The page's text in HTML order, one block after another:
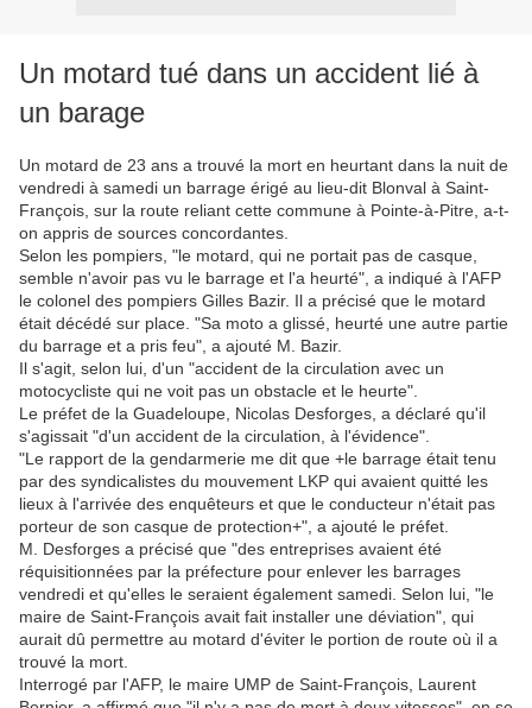
Un motard tué dans un accident lié à
un barage
Un motard de 23 ans a trouvé la mort en heurtant dans la nuit de
vendredi à samedi un barrage érigé au lieu-dit Blonval à Saint-
François, sur la route reliant cette commune à Pointe-à-Pitre, a-t-
on appris de sources concordantes.
Selon les pompiers, "le motard, qui ne portait pas de casque,
semble n'avoir pas vu le barrage et l'a heurté", a indiqué à l'AFP
le colonel des pompiers Gilles Bazir. Il a précisé que le motard
était décédé sur place. "Sa moto a glissé, heurté une autre partie
du barrage et a pris feu", a ajouté M. Bazir.
Il s'agit, selon lui, d'un "accident de la circulation avec un
motocycliste qui ne voit pas un obstacle et le heurte".
Le préfet de la Guadeloupe, Nicolas Desforges, a déclaré qu'il
s'agissait "d'un accident de la circulation, à l'évidence".
"Le rapport de la gendarmerie me dit que +le barrage était tenu
par des syndicalistes du mouvement LKP qui avaient quitté les
lieux à l'arrivée des enquêteurs et que le conducteur n'était pas
porteur de son casque de protection+", a ajouté le préfet.
M. Desforges a précisé que "des entreprises avaient été
réquisitionnées par la préfecture pour enlever les barrages
vendredi et qu'elles le seraient également samedi. Selon lui, "le
maire de Saint-François avait fait installer une déviation", qui
aurait dû permettre au motard d'éviter le portion de route où il a
trouvé la mort.
Interrogé par l'AFP, le maire UMP de Saint-François, Laurent